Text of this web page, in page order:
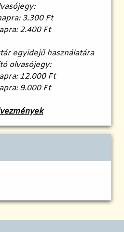
3.300 Ft
2.400 Ft
egyidejű használatára
olvasójegy:
12.000 Ft
9.000 Ft